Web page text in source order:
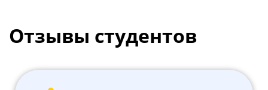
Отзывы студентов